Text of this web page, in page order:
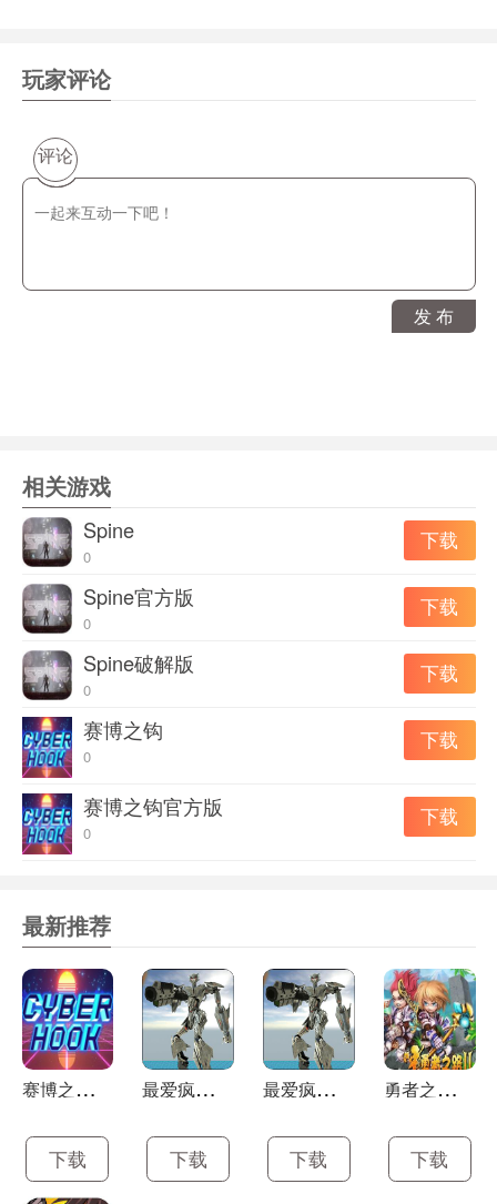
等，越到后期越要自给自足。 游戏中除了漂流，偶尔会有
其他木筏上飘来的丧尸，你的选择只有杀死他们或者被他
们杀死，前者有奖励，后者重新开始。
游戏特色：
1、游戏里玩家将独自一人在一个海上的漂浮平台上生存;
肚子;
3、然后收集漂流而来的各种物资进一步建造自己的海上居
着找到桶子，箱子，残骸和附近漂浮的其他东西。有一点
运气，你可能会发现稀有物品和木筏免费升级，所以把钩
子扔得更远!
手工艺品和武器
利用数百种制作食谱在生存海洋游戏中可以找到的所有资
源。各种装甲部件，任何类型的武器捕杀鲨鱼和其他有用
的东西，以便在木筏上生存 - 可用于装箱 - 所有你需要的
是资源。
杀死鲨鱼和僵尸
这将是另一种类型的试图在生存游戏中杀死你的敌人 - 僵
尸游泳者。其他类型的工艺武器杀死僵尸和捍卫你的木筏!
升级木筏
中一样，但总有一个想象空间!抓住漂浮的残骸，处理它
们，并建立一个巨大的筏子，以生存僵尸和鲨鱼。建造任
何形式和大小的浮动堡垒 - 完全取决于你。
乘船游览世界
你有没有想过什么探索遊戲隐藏在海洋和丢失的岛屿?你为
什么不试着找出自己?建造一艘船，踏上冒险之旅。漂浮在
海洋中，看看你是否能找到这片土地，但不要忘记你的木
筏 - 可以在鲨鱼游戏中躲避危险的地方。
了解大灾变的故事
玩家评论
评论
发 布
相关游戏
Spine
0
下载
Spine官方版
0
下载
Spine破解版
0
下载
赛博之钩
0
下载
赛博之钩官方版
0
下载
最新推荐
赛
博之钩最新版
下载
最
爱疯狂战机正式版
下载
最
爱疯狂战机最新版
下载
勇
者之路2加强版
下载